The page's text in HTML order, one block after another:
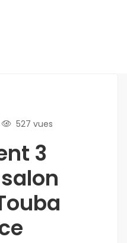
527 vues
3